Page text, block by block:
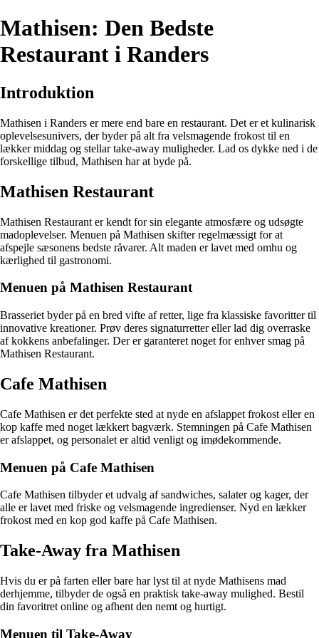
Mathisen: Den Bedste
Restaurant i Randers
Introduktion
Mathisen i Randers er mere end bare en restaurant. Det er et kulinarisk
oplevelsesunivers, der byder på alt fra velsmagende frokost til en
lækker middag og stellar take-away muligheder. Lad os dykke ned i de
forskellige tilbud, Mathisen har at byde på.
Mathisen Restaurant
Mathisen Restaurant er kendt for sin elegante atmosfære og udsøgte
madoplevelser. Menuen på Mathisen skifter regelmæssigt for at
afspejle sæsonens bedste råvarer. Alt maden er lavet med omhu og
kærlighed til gastronomi.
Menuen på Mathisen Restaurant
Brasseriet byder på en bred vifte af retter, lige fra klassiske favoritter til
innovative kreationer. Prøv deres signaturretter eller lad dig overraske
af kokkens anbefalinger. Der er garanteret noget for enhver smag på
Mathisen Restaurant.
Cafe Mathisen
Cafe Mathisen er det perfekte sted at nyde en afslappet frokost eller en
kop kaffe med noget lækkert bagværk. Stemningen på Cafe Mathisen
er afslappet, og personalet er altid venligt og imødekommende.
Menuen på Cafe Mathisen
Cafe Mathisen tilbyder et udvalg af sandwiches, salater og kager, der
alle er lavet med friske og velsmagende ingredienser. Nyd en lækker
frokost med en kop god kaffe på Cafe Mathisen.
Take-Away fra Mathisen
Hvis du er på farten eller bare har lyst til at nyde Mathisens mad
derhjemme, tilbyder de også en praktisk take-away mulighed. Bestil
din favoritret online og afhent den nemt og hurtigt.
Menuen til Take-Away